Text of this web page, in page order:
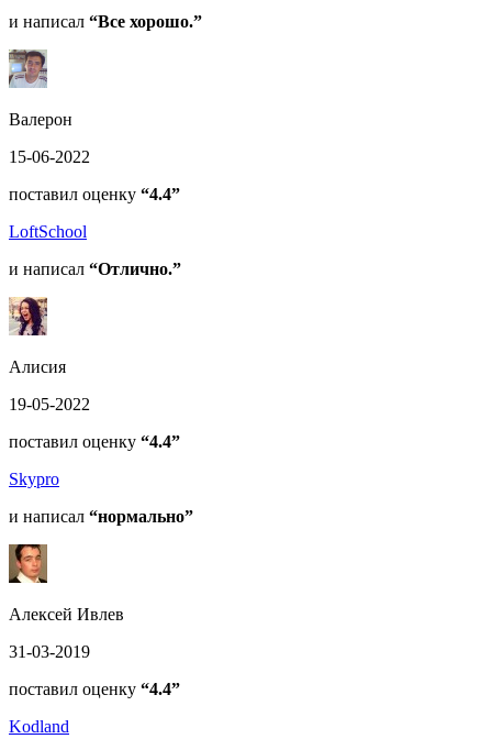
и написал “Все хорошо.”
Валерон
15-06-2022
поставил оценку “4.4”
LoftSchool
и написал “Отлично.”
Алисия
19-05-2022
поставил оценку “4.4”
Skypro
и написал “нормально”
Алексей Ивлев
31-03-2019
поставил оценку “4.4”
Kodland